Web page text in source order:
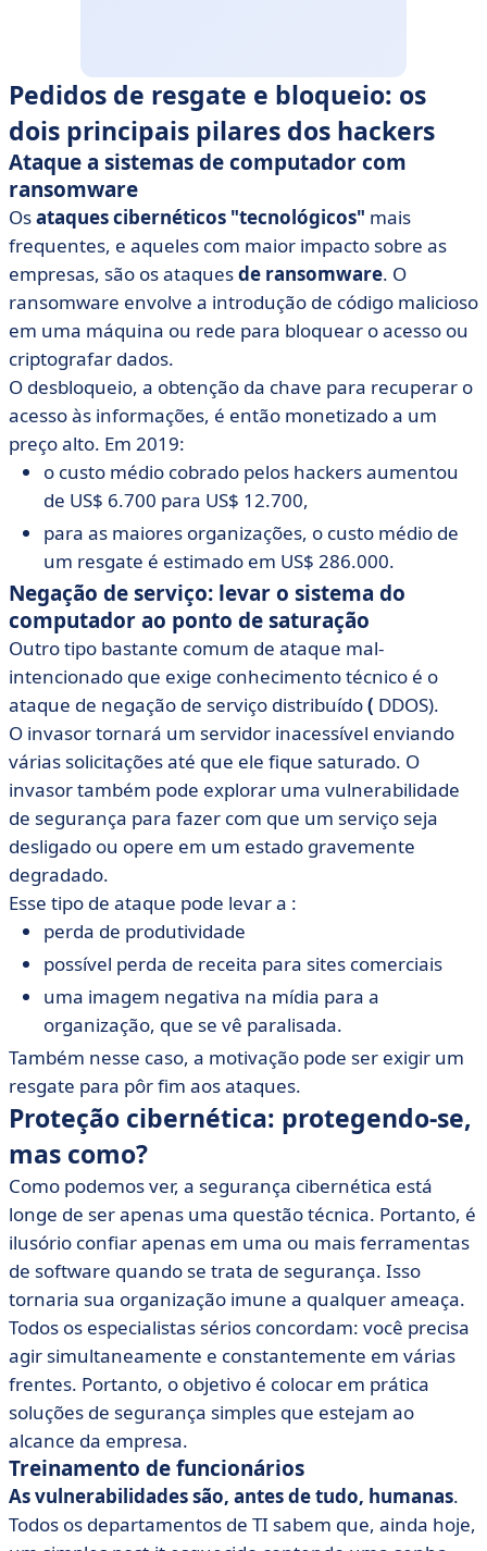
Pedidos de resgate e bloqueio: os
dois principais pilares dos hackers
Ataque a sistemas de computador com
ransomware
Osataques cibernéticos "tecnológicos" mais
frequentes, e aqueles com maior impacto sobre as
empresas, são os ataquesde ransomware. O
ransomware envolve a introdução de código malicioso
em uma máquina ou rede para bloquear o acesso ou
criptografar dados.
O desbloqueio, a obtenção da chave para recuperar o
acesso às informações, é então monetizado a um
preço alto. Em 2019:
o custo médio cobrado pelos hackers aumentou
de US$ 6.700 para US$ 12.700,
para as maiores organizações, o custo médio de
um resgate é estimado em US$ 286.000.
Negação de serviço: levar o sistema do
computador ao ponto de saturação
Outro tipo bastante comum de ataque mal-
intencionado que exige conhecimento técnico é o
ataque de negação de serviço distribuído( DDOS).
O invasor tornará um servidor inacessível enviando
várias solicitações até que ele fique saturado. O
invasor também pode explorar uma vulnerabilidade
de segurança para fazer com que um serviço seja
desligado ou opere em um estado gravemente
degradado.
Esse tipo de ataque pode levar a :
perda de produtividade
possível perda de receita para sites comerciais
uma imagem negativa na mídia para a
organização, que se vê paralisada.
Também nesse caso, a motivação pode ser exigir um
resgate para pôr fim aos ataques.
Proteção cibernética: protegendo-se,
mas como?
Como podemos ver, a segurança cibernética está
longe de ser apenas uma questão técnica. Portanto, é
ilusório confiar apenas em uma ou mais ferramentas
de software quando se trata de segurança. Isso
tornaria sua organização imune a qualquer ameaça.
Todos os especialistas sérios concordam: você precisa
agir simultaneamente e constantemente em várias
frentes. Portanto, o objetivo é colocar em prática
soluções de segurança simples que estejam ao
alcance da empresa.
Treinamento de funcionários
As vulnerabilidades são, antes de tudo, humanas.
Todos os departamentos de TI sabem que, ainda hoje,